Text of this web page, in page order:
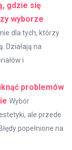
gdzie się
wyborze
dla tych, którzy
Działają na
i
problemów
Wybór
ale przede
popełnione na